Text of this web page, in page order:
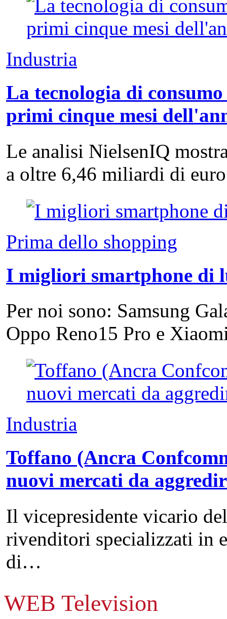
Industria
La tecnologia di
primi cinque mesi
Le analisi NielsenIQ
a oltre 6,46 miliardi di
Prima dello shopping
I migliori smartphone di
Per noi sono: Samsung
Oppo Reno15 Pro e
Industria
Toffano (Ancra
nuovi mercati da
Il vicepresidente vicario
rivenditori specializzati in
di…
WEB Television